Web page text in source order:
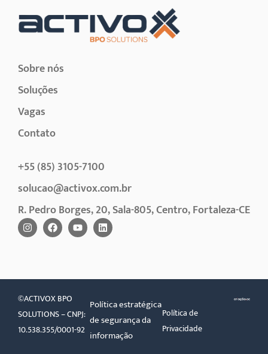
Sobre nós
Soluções
Vagas
Contato
+55 (85) 3105-7100
solucao@activox.com.br
R. Pedro Borges, 20, Sala-805, Centro, Fortaleza-CE
©ACTIVOX BPO
SOLUTIONS – CNPJ:
10.538.355/0001-92
Política estratégica
de segurança da
informação
Política de
Privacidade